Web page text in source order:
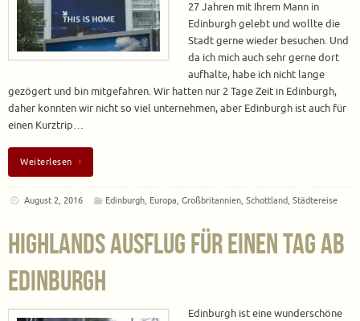
27 Jahren mit Ihrem Mann in
Edinburgh gelebt und wollte die
Stadt gerne wieder besuchen. Und
da ich mich auch sehr gerne dort
aufhalte, habe ich nicht lange
gezögert und bin mitgefahren. Wir hatten nur 2 Tage Zeit in Edinburgh,
daher konnten wir nicht so viel unternehmen, aber Edinburgh ist auch für
einen Kurztrip…
Weiterlesen
August 2, 2016 Edinburgh Europa ,Großbritannien ,Schottland ,Städtereise
Highlands Ausflug für einen Tag ab
Edinburgh
Edinburgh ist eine wunderschöne